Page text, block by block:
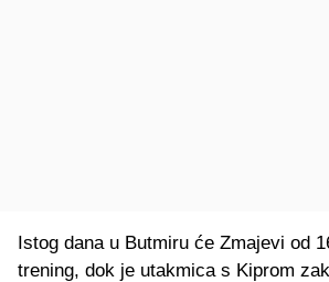
Istog dana u Butmiru će Zmajevi od
trening, dok je utakmica s Kiprom